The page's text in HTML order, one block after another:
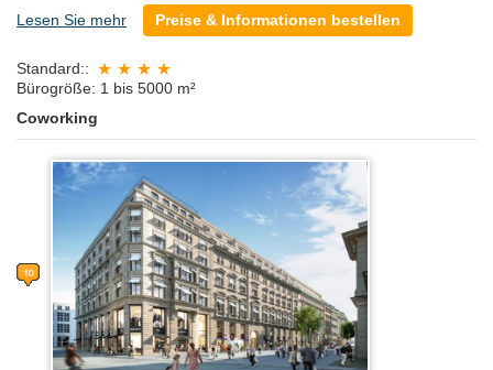
Lesen Sie mehr Preise & Informationen bestellen
Standard::
Bürogröße: 1 bis 5000 m²
Coworking